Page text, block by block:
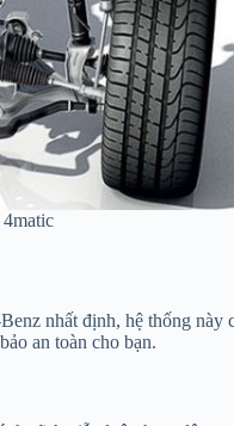
nhất định, hệ thống
an toàn cho bạn.